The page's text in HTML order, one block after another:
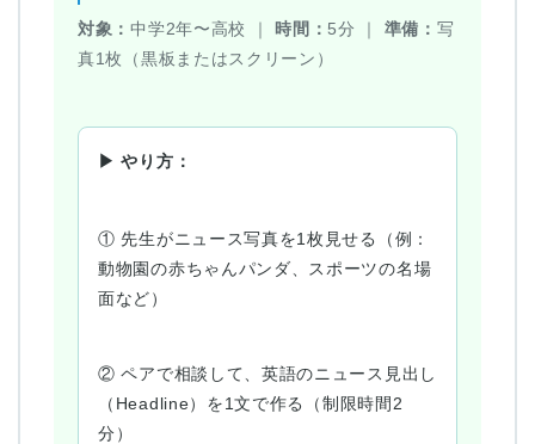
対象：中学2年〜高校 ｜ 時間： 5分 ｜ 準備： 写
真1枚（黒板またはスクリーン）
▶ やり方：
① 先生がニュース写真を1枚見せる（例：
動物園の赤ちゃんパンダ、スポーツの名場
面など）
② ペアで相談して、英語のニュース見出し
（Headline）を1文で作る（制限時間2
分）